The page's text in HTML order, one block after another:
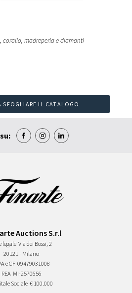
corallo, madreperla e diamanti
SFOGLIARE IL CATALOGO
Auctions S.r.l
legale Via dei Bossi, 2
20121 - Milano
e CF 09479031008
REA MI-2570656
Sociale € 100.000